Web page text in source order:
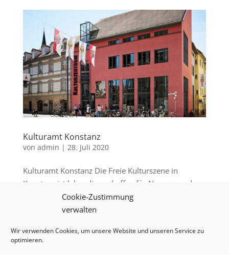
Cookie-Zustimmung
verwalten
Wir verwenden Cookies, um unsere Website und unseren Service zu
optimieren.
Kulturamt Konstanz
von admin | 28. Juli 2020
Kulturamt Konstanz Die Freie Kulturszene in
Konstanz ist lebendig und offen für Neues – und
zwar in allen Sparten – ob Bildende Kunst, Literatur,
Tanz, Theater oder Musik. Das Kulturamt möchte
Aktivitäten die...